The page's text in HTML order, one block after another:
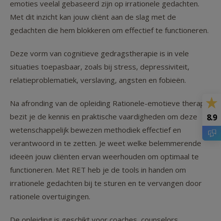
emoties veelal gebaseerd zijn op irrationele gedachten.
Met dit inzicht kan jouw cliënt aan de slag met de
gedachten die hem blokkeren om effectief te functioneren.
Deze vorm van cognitieve gedragstherapie is in vele
situaties toepasbaar, zoals bij stress, depressiviteit,
relatieproblematiek, verslaving, angsten en fobieën.
Na afronding van de opleiding Rationele-emotieve therapie
bezit je de kennis en praktische vaardigheden om deze
wetenschappelijk bewezen methodiek effectief en
verantwoord in te zetten. Je weet welke belemmerende
ideeën jouw cliënten ervan weerhouden om optimaal te
functioneren. Met RET heb je de tools in handen om
irrationele gedachten bij te sturen en te vervangen door
rationele overtuigingen.
8.9